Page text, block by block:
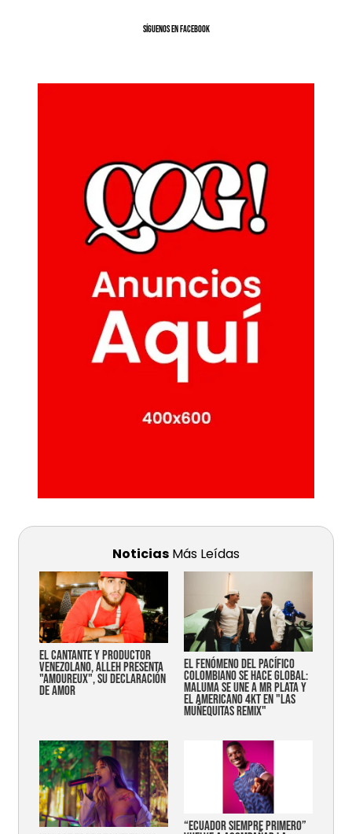
SíGUENOS EN FACEBOOK
Noticias Más Leídas
EL CANTANTE Y PRODUCTOR
VENEZOLANO, ALLEH PRESENTA
"AMOUREUX", SU DECLARACIÓN
DE AMOR
EL FENÓMENO DEL PACÍFICO
COLOMBIANO SE HACE GLOBAL:
MALUMA SE UNE A MR PLATA Y
EL AMERICANO 4KT EN "LAS
MUÑEQUITAS REMIX"
“Ecuador siempre primero”